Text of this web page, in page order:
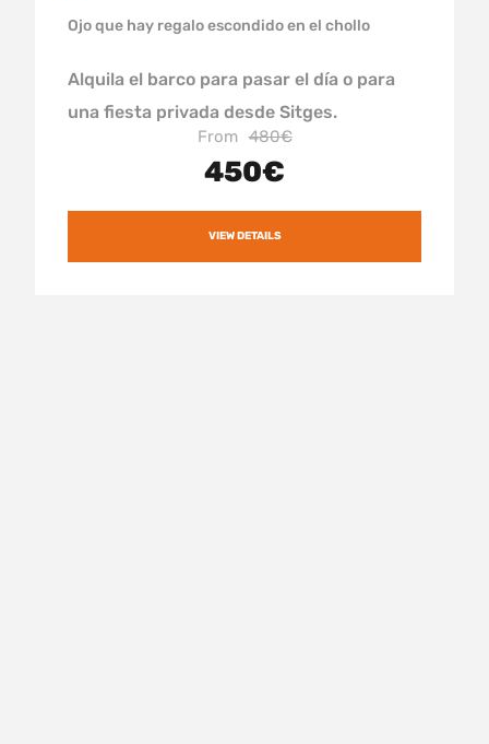
Ojo que hay regalo escondido en el chollo
Alquila el barco para pasar el día o para
una fiesta privada desde Sitges.
From 480€
450€
VIEW DETAILS